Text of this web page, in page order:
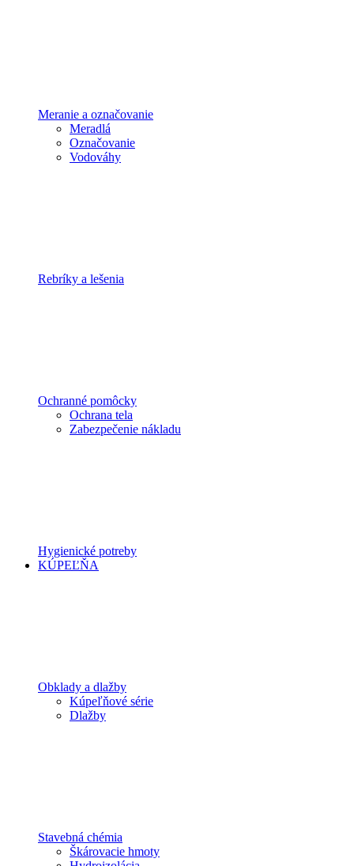
Meranie a označovanie
Meradlá
Označovanie
Vodováhy
Rebríky a lešenia
Ochranné pomôcky
Ochrana tela
Zabezpečenie nákladu
Hygienické potreby
KÚPEĽŇA
Obklady a dlažby
Kúpeľňové série
Dlažby
Stavebná chémia
Škárovacie hmoty